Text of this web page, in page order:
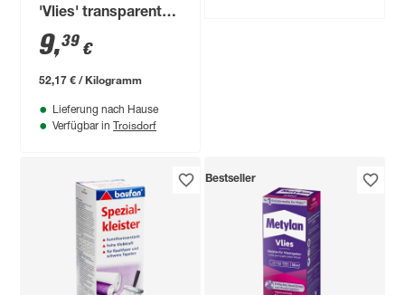
'Vlies' transparent
180 g
9,39 €
52,17 € / Kilogramm
Lieferung nach Hause
Verfügbar in Troisdorf
Bestseller